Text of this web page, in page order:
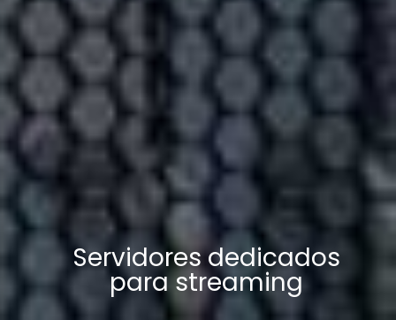
Servidores dedicados
para streaming